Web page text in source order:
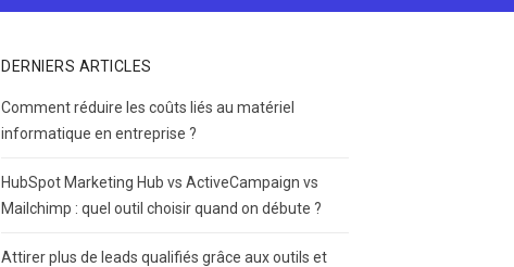
DERNIERS ARTICLES
Comment réduire les coûts liés au matériel
informatique en entreprise ?
HubSpot Marketing Hub vs ActiveCampaign vs
Mailchimp : quel outil choisir quand on débute ?
Attirer plus de leads qualifiés grâce aux outils et